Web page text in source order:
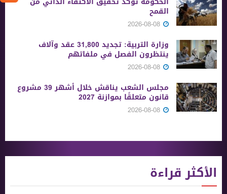
القمح
وزارة التربية: تجديد 31,800 عقد وآلاف
ينتظرون الفصل في ملفاتهم
مجلس الشعب يناقش خلال أشهر 39 مشروع
قانون متعلقًا بموازنة 2027
الأكثر قراءة